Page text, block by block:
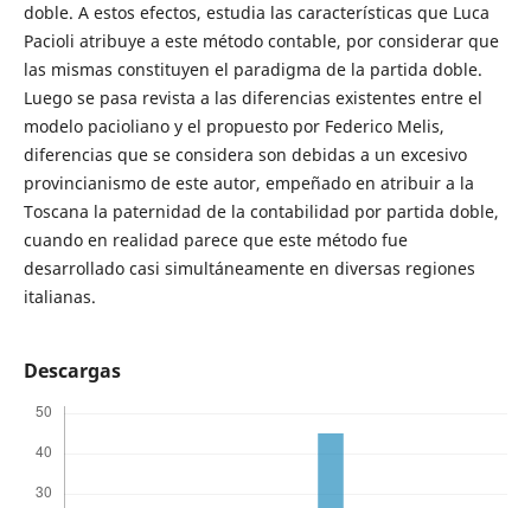
doble. A estos efectos, estudia las características que Luca
Pacioli atribuye a este método contable, por considerar que
las mismas constituyen el paradigma de la partida doble.
Luego se pasa revista a las diferencias existentes entre el
modelo pacioliano y el propuesto por Federico Melis,
diferencias que se considera son debidas a un excesivo
provincianismo de este autor, empeñado en atribuir a la
Toscana la paternidad de la contabilidad por partida doble,
cuando en realidad parece que este método fue
desarrollado casi simultáneamente en diversas regiones
italianas.
Descargas